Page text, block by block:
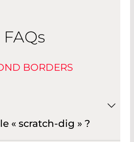
FAQs
BORDERS
« scratch-dig » ?